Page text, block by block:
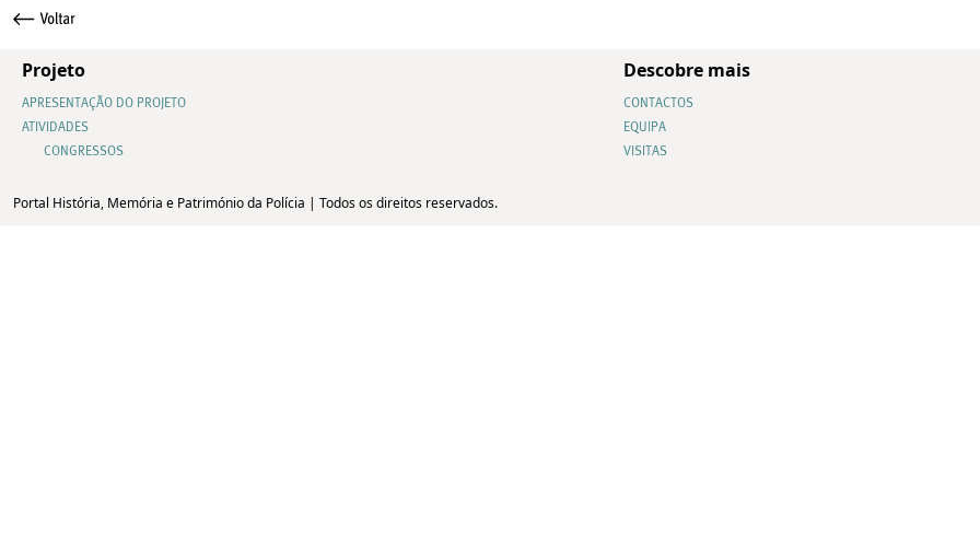
Projeto
APRESENTAÇÃO DO PROJETO
ATIVIDADES
CONGRESSOS
Descobre mais
CONTACTOS
EQUIPA
VISITAS
Portal História, Memória e Património da Polícia | Todos os direitos reservados.